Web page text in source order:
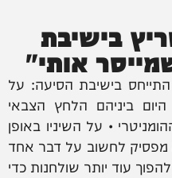
בישיבת
אותי"
בישיבת הסיעה: על
ביניהם הלחץ הצבאי
• על השיניו באופן
מפסיק לחשוב על דבר אחד
עוד יותר שולחנות כדי